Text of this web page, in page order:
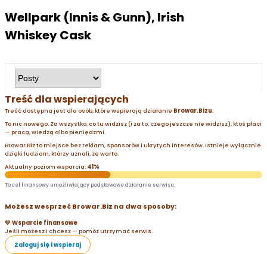
Wellpark (Innis & Gunn), Irish
Whiskey Cask
Treść dla wspierających
Treść dostępna jest dla osób, które wspierają działanie Browar.Bizu.
To nic nowego. Za wszystko, co tu widzisz (i za to, czego jeszcze nie widzisz), ktoś płaci
— pracą, wiedzą albo pieniędzmi.
Browar.Biz to miejsce bez reklam, sponsorów i ukrytych interesów. Istnieje wyłącznie
dzięki ludziom, którzy uznali, że warto.
Aktualny poziom wsparcia: 41%
To cel finansowy umożliwiający podstawowe działanie serwisu.
Możesz wesprzeć Browar.Biz na dwa sposoby:
💛 Wsparcie finansowe
Jeśli możesz i chcesz — pomóż utrzymać serwis.
Zaloguj się i wspieraj